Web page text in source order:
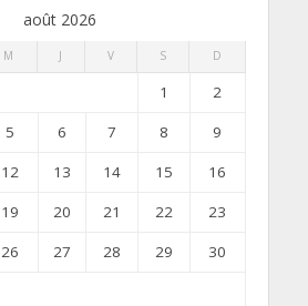
août 2026
M J V S D
1
2
5 6 7 8
9
12 13 14 15
16
19 20 21 22
23
26 27 28 29
30